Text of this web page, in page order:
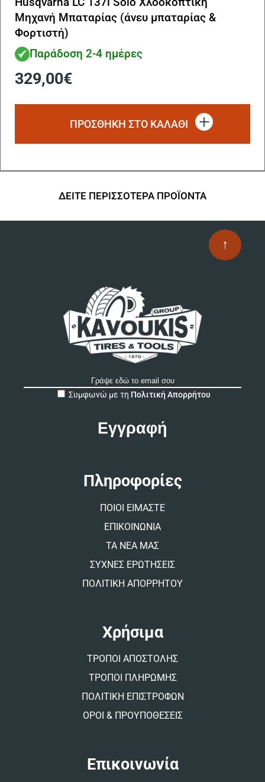
Μηχανή Μπαταρίας (άνευ μπαταρίας &
Φορτιστή)
Παράδοση 2-4 ημέρες
329,00€
ΠΡΟΣΘΗΚΗ ΣΤΟ ΚΑΛΑΘΙ
ΔΕΙΤΕ ΠΕΡΙΣΣΟΤΕΡΑ ΠΡΟΪΟΝΤΑ
↑
Συμφωνώ με τη Πολιτική Απορρήτου
Πληροφορίες
ΠΟΙΟΙ ΕΙΜΑΣΤΕ
ΕΠΙΚΟΙΝΩΝΙΑ
ΤΑ ΝΕΑ ΜΑΣ
ΣΥΧΝΕΣ ΕΡΩΤΗΣΕΙΣ
ΠΟΛΙΤΙΚΗ ΑΠΟΡΡΗΤΟΥ
Χρήσιμα
ΤΡΟΠΟΙ ΑΠΟΣΤΟΛΗΣ
ΤΡΟΠΟΙ ΠΛΗΡΩΜΗΣ
ΠΟΛΙΤΙΚΗ ΕΠΙΣΤΡΟΦΩΝ
ΟΡΟΙ & ΠΡΟΥΠΟΘΕΣΕΙΣ
Επικοινωνία